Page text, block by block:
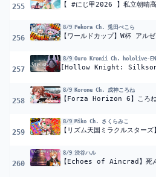
255
256
8/9 Pekora Ch. 兎田ぺこら
257
8/9 Ouro Kronii Ch. hololive-EN
258
8/9 Korone Ch. 戌神ころね
259
8/9 Miko Ch. さくらみこ
260
8/9 渋谷ハル